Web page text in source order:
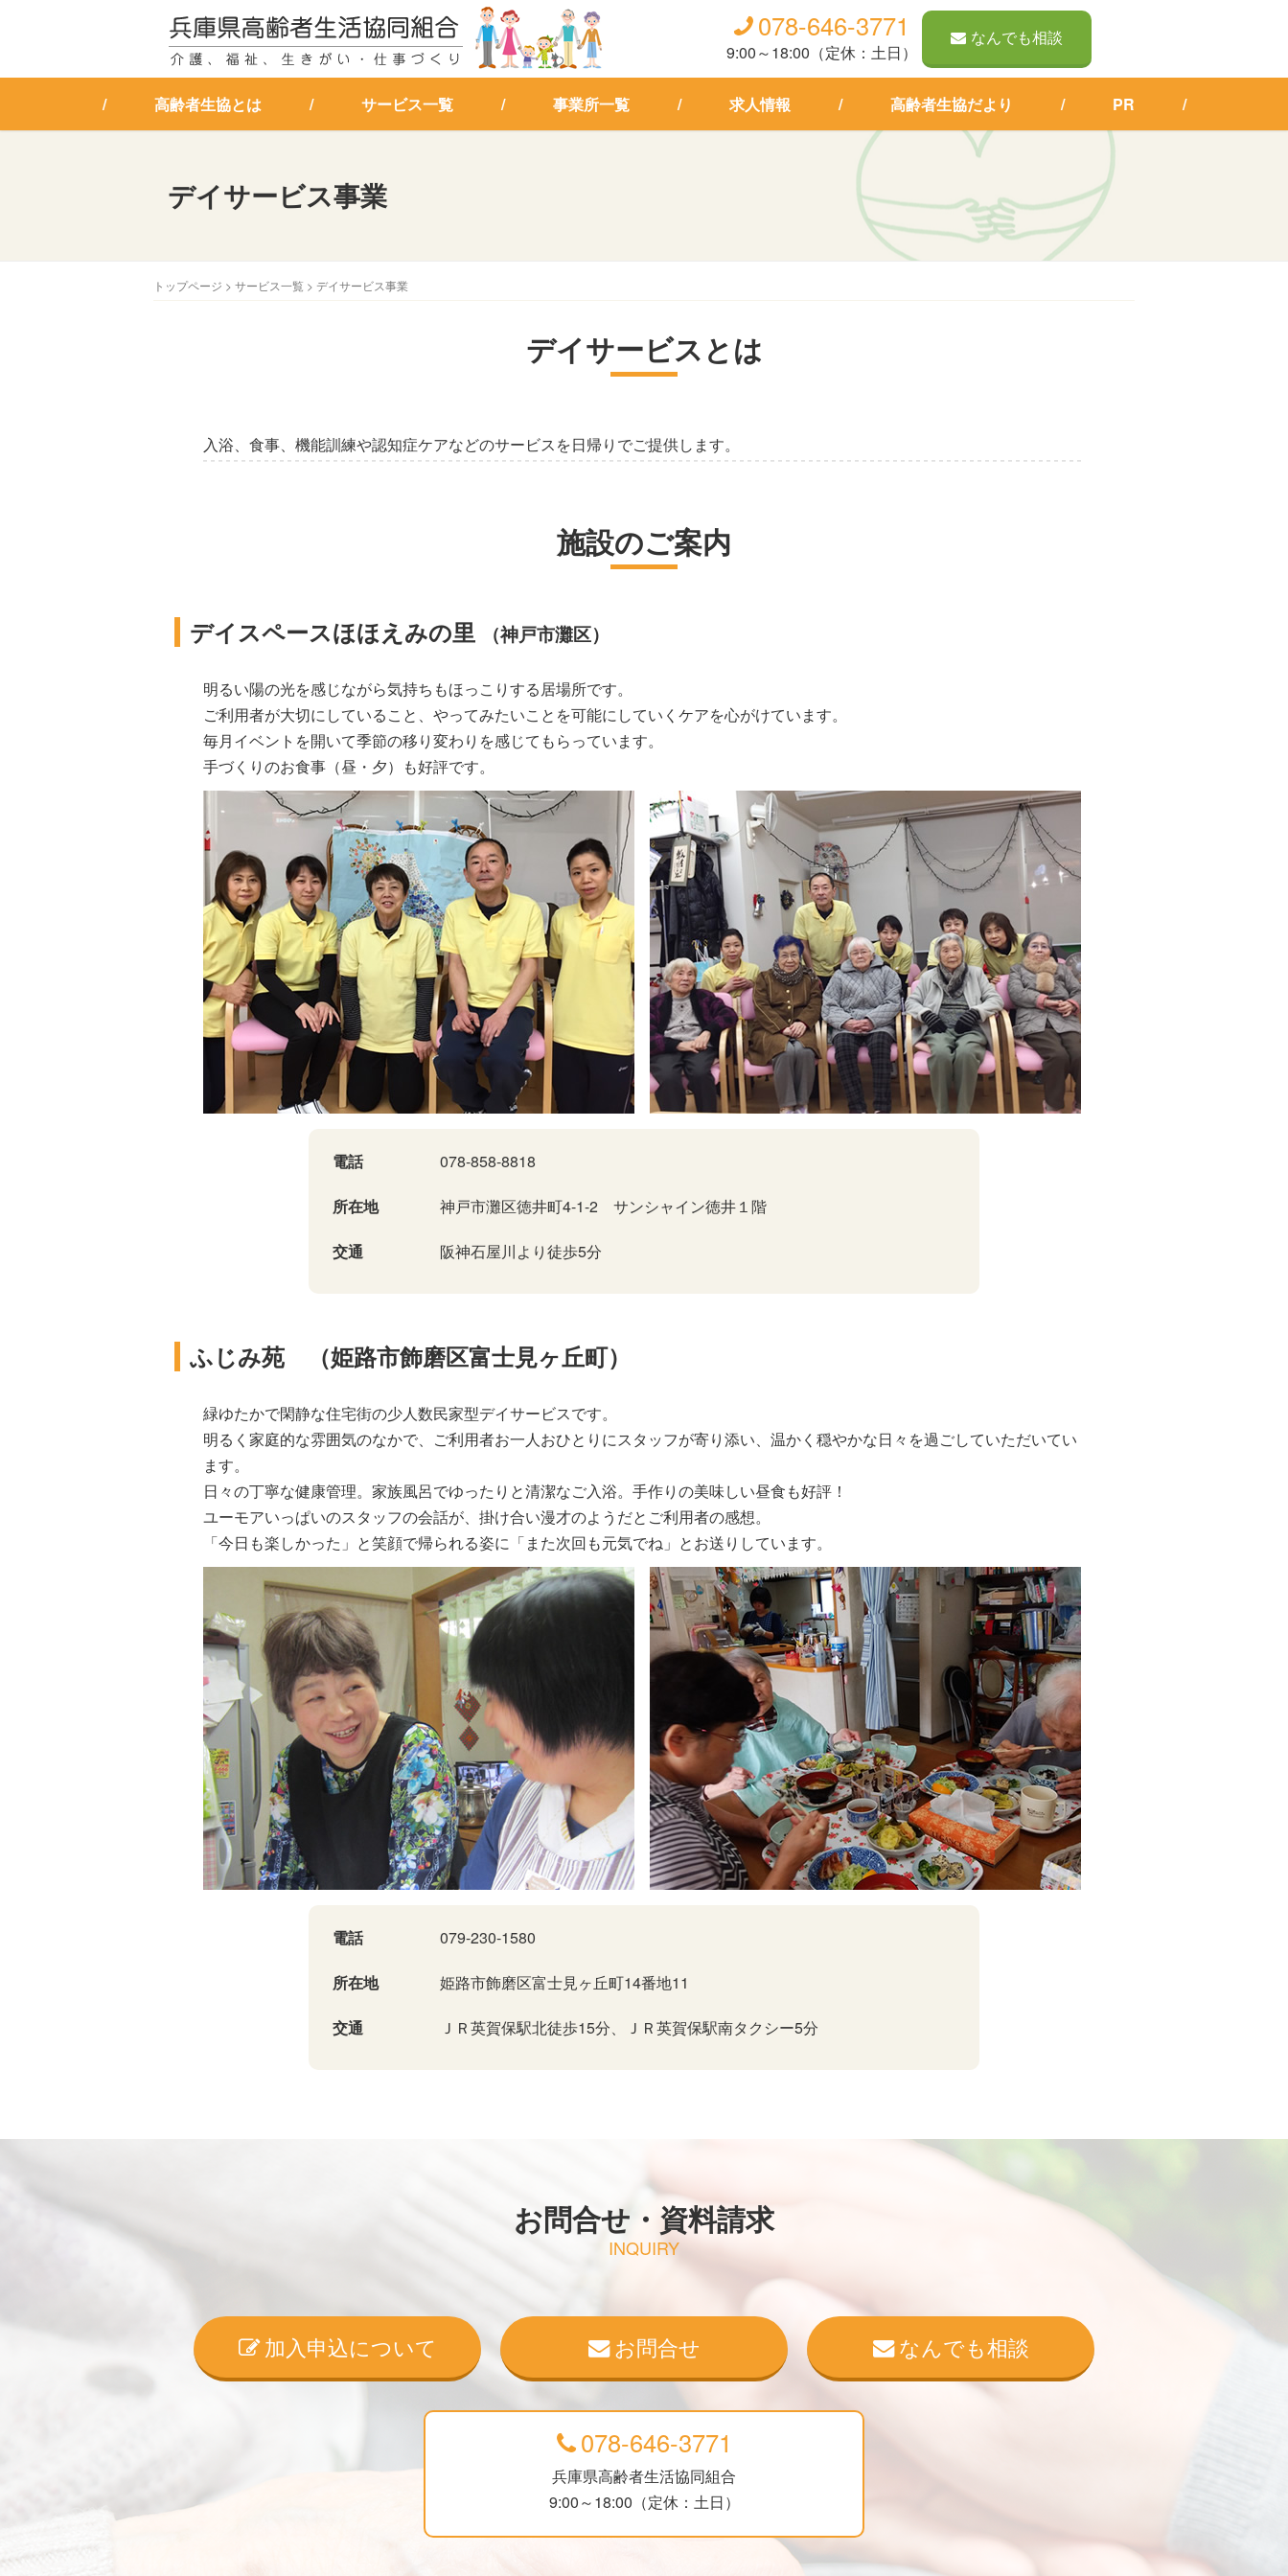
078-646-3771
9:00～18:00（定休：土日）
なんでも相談
高齢者生協とは サービス一覧 事業所一覧 求人情報 高齢者生協だより PR
デイサービス事業
トップページ > サービス一覧 > デイサービス事業
デイサービスとは
入浴、食事、機能訓練や認知症ケアなどのサービスを日帰りでご提供します。
施設のご案内
デイスペースほほえみの里 （神戸市灘区）
明るい陽の光を感じながら気持ちもほっこりする居場所です。
ご利用者が大切にしていること、やってみたいことを可能にしていくケアを心がけています。
毎月イベントを開いて季節の移り変わりを感じてもらっています。
手づくりのお食事（昼・夕）も好評です。
電話 078-858-8818
所在地 神戸市灘区徳井町4-1-2 サンシャイン徳井１階
交通 阪神石屋川より徒歩5分
ふじみ苑 （姫路市飾磨区富士見ヶ丘町）
緑ゆたかで閑静な住宅街の少人数民家型デイサービスです。
明るく家庭的な雰囲気のなかで、ご利用者お一人おひとりにスタッフが寄り添い、温かく穏やかな日々を過ごしていただいてい
ます。
日々の丁寧な健康管理。家族風呂でゆったりと清潔なご入浴。手作りの美味しい昼食も好評！
ユーモアいっぱいのスタッフの会話が、掛け合い漫才のようだとご利用者の感想。
「今日も楽しかった」と笑顔で帰られる姿に「また次回も元気でね」とお送りしています。
電話 079-230-1580
所在地 姫路市飾磨区富士見ヶ丘町14番地11
交通 ＪＲ英賀保駅北徒歩15分、ＪＲ英賀保駅南タクシー5分
お問合せ・資料請求
INQUIRY
加入申込について お問合せ なんでも相談
078-646-3771
兵庫県高齢者生活協同組合
9:00～18:00（定休：土日）